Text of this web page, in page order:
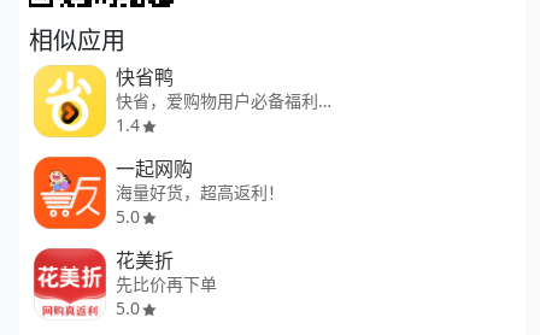
相似应用
快省鸭
快省，爱购物用户必备福利app
1.4
一起网购
海量好货，超高返利！
5.0
花美折
先比价再下单
5.0